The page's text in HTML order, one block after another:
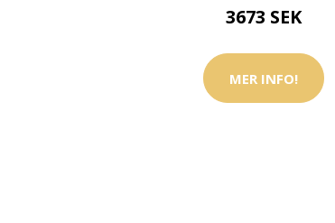
3673 SEK
MER INFO!